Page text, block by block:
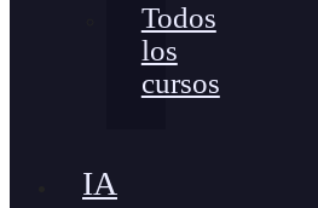
Todos
los
cursos
IA